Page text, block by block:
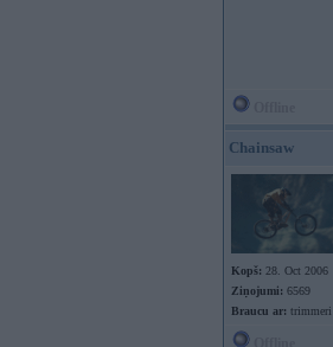
Chainsaw
Kopš: 28. Oct 2006
Ziņojumi: 6569
Braucu ar: trimmeri